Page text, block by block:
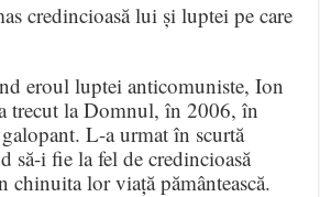
credincioasă lui și luptei pe care
eroul luptei anticomuniste, Ion
trecut la Domnul, în 2006, în
L-a urmat în scurtă
să-i fie la fel de credincioasă
chinuita lor viață pământească.